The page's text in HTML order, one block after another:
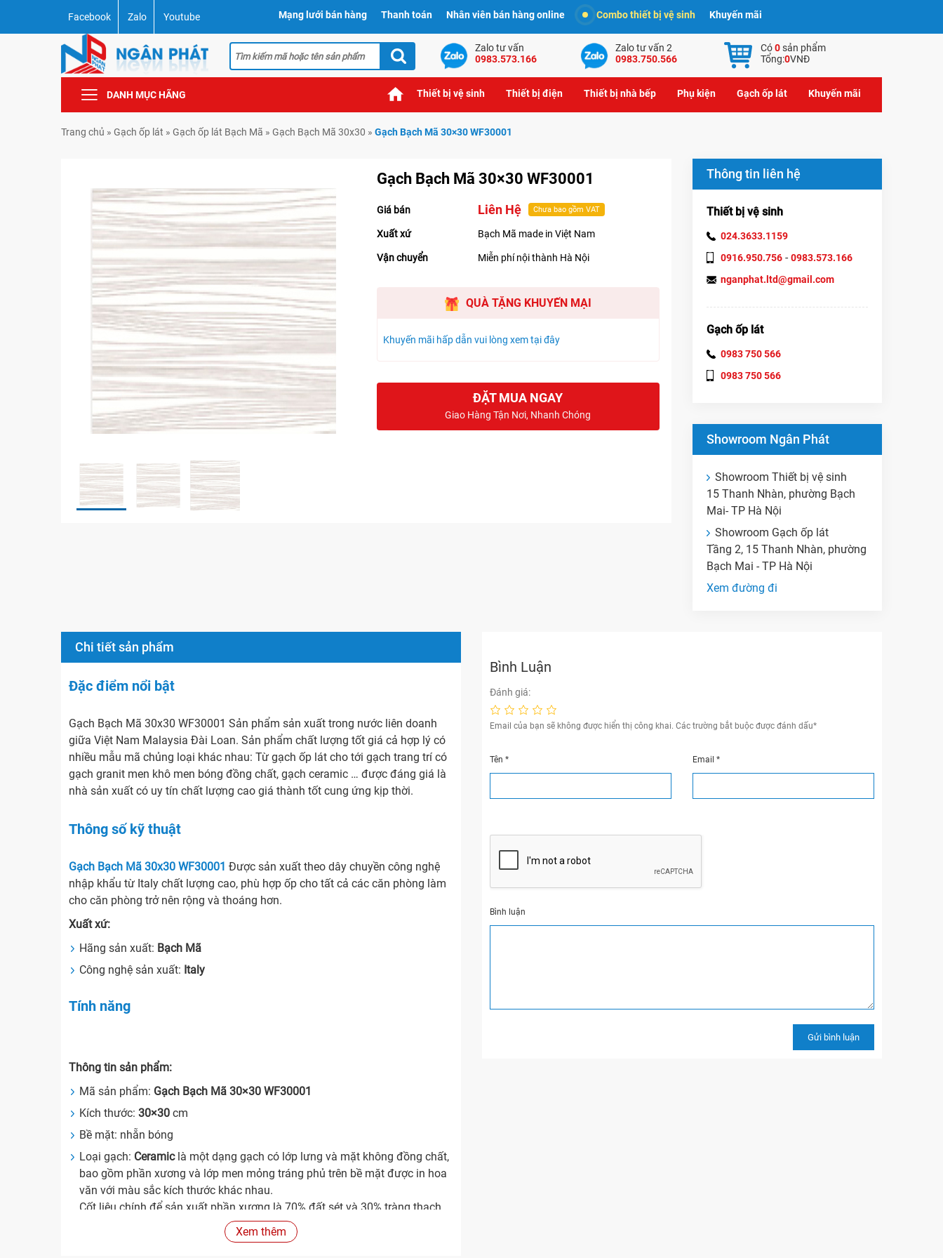
Facebook Zalo Youtube Mạng lưới bán hàng Thanh toán Nhân viên bán hàng online Combo thiết bị vệ sinh Khuyến mãi
Zalo tư vấn
0983.573.166
Zalo tư vấn 2
0983.750.566
Có0sản phẩm
Tổng:0VNĐ
DANH MỤC HÃNG Thiết bị vệ sinh Thiết bị điện Thiết bị nhà bếp Phụ kiện Gạch ốp lát Khuyến mãi
Trang chủ » Gạch ốp lát » Gạch ốp lát Bạch Mã » Gạch Bạch Mã 30x30 » Gạch Bạch Mã 30×30 WF30001
Gạch Bạch Mã 30×30 WF30001
Giá bán Liên Hệ Chưa bao gồm VAT
Xuất xứ Bạch Mã made in Việt Nam
Vận chuyển Miễn phí nội thành Hà Nội
QUÀ TẶNG KHUYẾN MẠI
Khuyến mãi hấp dẫn vui lòng xem tại đây
ĐẶT MUA NGAY
Giao Hàng Tận Nơi, Nhanh Chóng
Thông tin liên hệ
Thiết bị vệ sinh
024.3633.1159
0916.950.756 - 0983.573.166
nganphat.ltd@gmail.com
Gạch ốp lát
0983 750 566
0983 750 566
Showroom Ngân Phát
Showroom Thiết bị vệ sinh
15 Thanh Nhàn, phường Bạch
Mai- TP Hà Nội
Showroom Gạch ốp lát
Tầng 2, 15 Thanh Nhàn, phường
Bạch Mai - TP Hà Nội
Xem đường đi
Chi tiết sản phẩm
Đặc điểm nổi bật
Gạch Bạch Mã 30x30 WF30001 Sản phẩm sản xuất trong nước liên doanh
giữa Việt Nam Malaysia Đài Loan. Sản phẩm chất lượng tốt giá cả hợp lý có
nhiều mẫu mã chủng loại khác nhau: Từ gạch ốp lát cho tới gạch trang trí có
gạch granit men khô men bóng đồng chất, gạch ceramic … được đáng giá là
nhà sản xuất có uy tín chất lượng cao giá thành tốt cung ứng kịp thời.
Thông số kỹ thuật
Gạch Bạch Mã 30x30 WF30001Được sản xuất theo dây chuyền công nghệ
nhập khẩu từ Italy chất lượng cao, phù hợp ốp cho tất cả các căn phòng làm
cho căn phòng trở nên rộng và thoáng hơn.
Xuất xứ:
Hãng sản xuất: Bạch Mã
Công nghệ sản xuất: Italy
Tính năng
Thông tin sản phẩm:
Mã sản phẩm: Gạch Bạch Mã 30×30 WF30001
Kích thước: 30×30 cm
Bề mặt: nhẵn bóng
Loại gạch: Ceramiclà một dạng gạch có lớp lưng và mặt không đồng chất,
bao gồm phần xương và lớp men mỏng tráng phủ trên bề mặt được in hoa
văn với màu sắc kích thước khác nhau.
Cốt liệu chính để sản xuất phần xương là 70% đất sét và 30% tràng thạch
Gạch Ceramic được sản xuất theo quy trình 4 bước: Làm xương, tráng men,
Xem thêm
Bình Luận
Đánh giá:
Email của bạn sẽ không được hiển thị công khai. Các trường bắt buộc được đánh dấu*
Tên* Email *
Bình luận